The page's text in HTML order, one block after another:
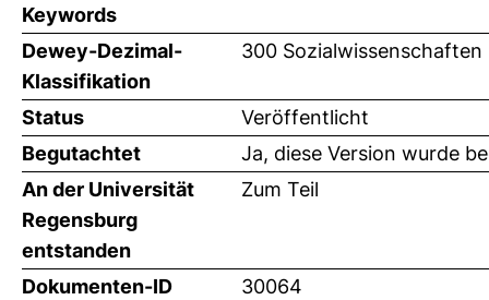
Keywords
Dewey-Dezimal-
Klassifikation
300
Status
Veröffentlicht
Begutachtet
Ja, diese Version wurde
An der Universität
Regensburg
entstanden
Zum Teil
Dokumenten-ID 30064